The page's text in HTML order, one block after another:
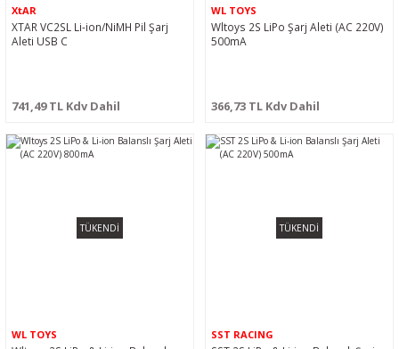
XtAR
XTAR VC2SL Li-ion/NiMH Pil Şarj
Aleti USB C
741,49 TL Kdv Dahil
WL TOYS
Wltoys 2S LiPo Şarj Aleti (AC 220V)
500mA
366,73 TL Kdv Dahil
TÜKENDİ
WL TOYS
TÜKENDİ
SST RACING